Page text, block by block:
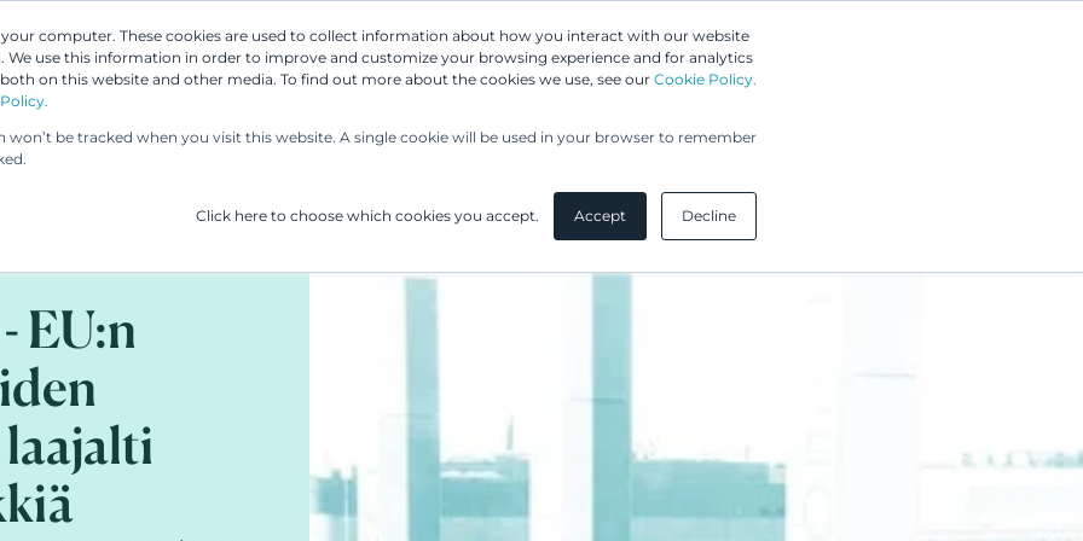
computer. These cookies are used to collect information about how you interact with our website
We use this information in order to improve and customize your browsing experience and for analytics
on this website and other media. To find out more about the cookies we use, see our Cookie Policy.
be tracked when you visit this website. A single cookie will be used in your browser to remember
Click here to choose which cookies you accept. Accept Decline
Asiantuntijamme Palvelumme UP & UPC Asiakkaamme
EU:n